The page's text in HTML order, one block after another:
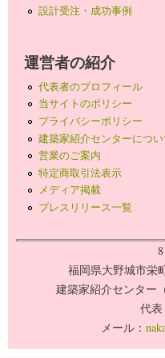
設計受注・成功事例
運営者の紹介
代表者のプロフィール
当サイトのポリシー
プライバシーポリシー
建築家紹介センターにつ
営業のご案内
特定商取引法表示
メディア掲載
プレスリリース一覧
福岡県大野城市栄
建築家紹介センター
代
メール：